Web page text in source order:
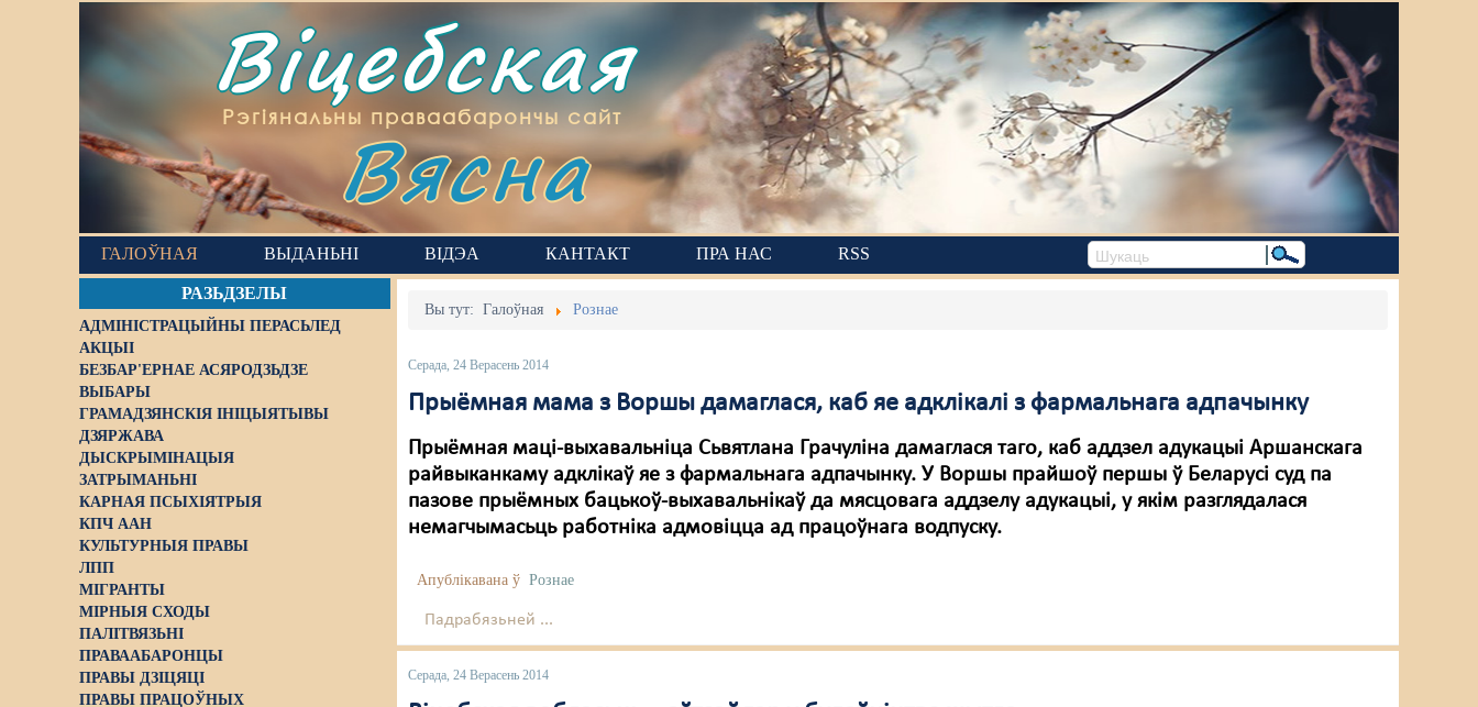
Віцебская
Рэгіянальны праваабарончы сайт
Вясна
ГАЛОЎНАЯ ВЫДАНЬНІ ВІДЭА КАНТАКТ ПРА НАС RSS
РАЗЬДЗЕЛЫ
АДМІНІСТРАЦЫЙНЫ ПЕРАСЬЛЕД
АКЦЫІ
БЕЗБАР'ЕРНАЕ АСЯРОДЗЬДЗЕ
ВЫБАРЫ
ГРАМАДЗЯНСКІЯ ІНІЦЫЯТЫВЫ
ДЗЯРЖАВА
ДЫСКРЫМІНАЦЫЯ
ЗАТРЫМАНЬНІ
КАРНАЯ ПСЫХІЯТРЫЯ
КПЧ ААН
КУЛЬТУРНЫЯ ПРАВЫ
ЛПП
МІГРАНТЫ
МІРНЫЯ СХОДЫ
ПАЛІТВЯЗЬНІ
ПРАВААБАРОНЦЫ
ПРАВЫ ДЗІЦЯЦІ
ПРАВЫ ПРАЦОЎНЫХ
Вы тут:Галоўная Рознае
Серада, 24 Верасень 2014
Прыёмная мама з Воршы дамаглася, каб яе адклікалі з фармальнага адпачынку
Прыёмная маці-выхавальніца Сьвятлана Грачуліна дамаглася таго, каб аддзел адукацыі Аршанскага
райвыканкаму адклікаў яе з фармальнага адпачынку. У Воршы прайшоў першы ў Беларусі суд па
пазове прыёмных бацькоў-выхавальнікаў да мясцовага аддзелу адукацыі, у якім разглядалася
немагчымасьць работніка адмовіцца ад працоўнага водпуску.
Апублікавана ў Рознае
Падрабязьней ...
Серада, 24 Верасень 2014